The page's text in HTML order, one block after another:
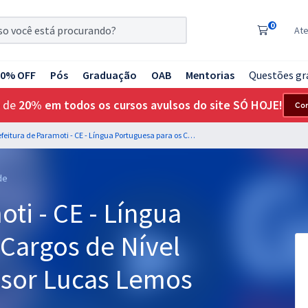
0
OFF Pós Graduação OAB Mentorias Questões
de 20% em todos os cursos avulsos do site SÓ HOJE!
Prefeitura de Paramoti - CE - Língua Portuguesa para os Cargos de Nível Médio com o Professor Lucas Lemos
- CE - Língua
de Nível
Lucas Lemos